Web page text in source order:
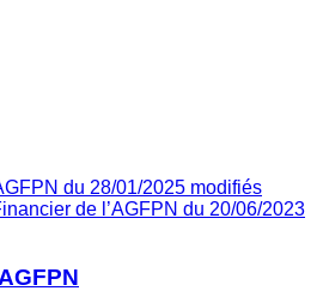
du 28/01/2025 modifiés
de l’AGFPN du 20/06/2023